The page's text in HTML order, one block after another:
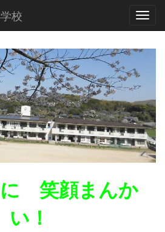
校
笑顔まんか
い！